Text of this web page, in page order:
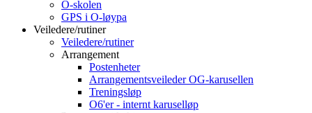
O-skolen
GPS i O-løypa
Veiledere/rutiner
Veiledere/rutiner
Arrangement
Postenheter
Arrangementsveileder OG-karusellen
Treningsløp
O6'er - internt karuselløp